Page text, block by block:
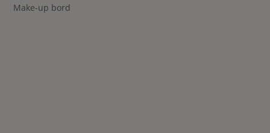
Make-up bord